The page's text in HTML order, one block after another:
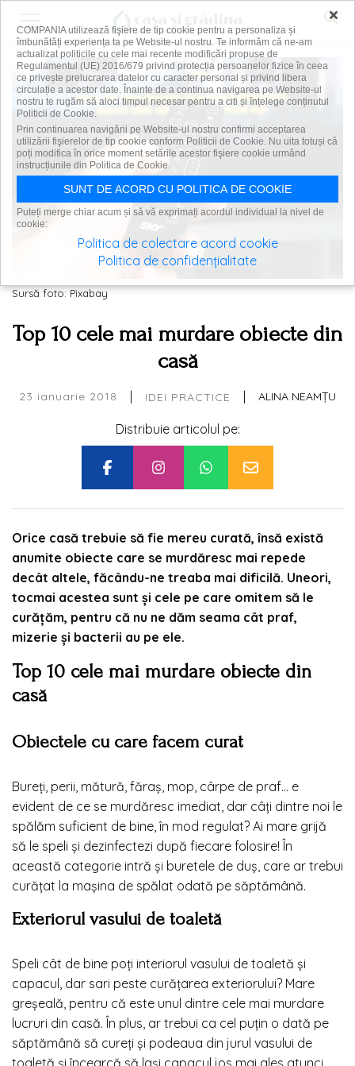
Sursă foto: Pixabay
Top 10 cele mai murdare obiecte din
casă
23 ianuarie 2018 | IDEI PRACTICE | ALINA NEAMȚU
Distribuie articolul pe:
Orice casă trebuie să fie mereu curată, însă există
anumite obiecte care se murdăresc mai repede
decât altele, făcându-ne treaba mai dificilă. Uneori,
tocmai acestea sunt și cele pe care omitem să le
curățăm, pentru că nu ne dăm seama cât praf,
mizerie și bacterii au pe ele.
Top 10 cele mai murdare obiecte din
casă
Obiectele cu care facem curat
Bureți, perii, mătură, făraș, mop, cârpe de praf… e
evident de ce se murdăresc imediat, dar câți dintre noi le
spălăm suficient de bine, în mod regulat? Ai mare grijă
să le speli și dezinfectezi după fiecare folosire! În
această categorie intră și buretele de duș, care ar trebui
curățat la mașina de spălat odată pe săptămână.
Exteriorul vasului de toaletă
Speli cât de bine poți interiorul vasului de toaletă și
capacul, dar sari peste curățarea exteriorului? Mare
greșeală, pentru că este unul dintre cele mai murdare
lucruri din casă. În plus, ar trebui ca cel puțin o dată pe
săptămână să cureți și podeaua din jurul vasului de
toaletă și încearcă să lași capacul jos mai ales atunci
×
COMPANIA utilizează fişiere de tip cookie pentru a personaliza și
îmbunătăți experiența ta pe Website-ul nostru. Te informăm că ne-am
actualizat politicile cu cele mai recente modificări propuse de
Regulamentul (UE) 2016/679 privind protecția persoanelor fizice în ceea
ce privește prelucrarea datelor cu caracter personal și privind libera
circulație a acestor date. Înainte de a continua navigarea pe Website-ul
nostru te rugăm să aloci timpul necesar pentru a citi și înțelege conținutul
Politicii de Cookie.
Prin continuarea navigării pe Website-ul nostru confirmi acceptarea
utilizării fişierelor de tip cookie conform Politicii de Cookie. Nu uita totuși că
poți modifica în orice moment setările acestor fişiere cookie urmând
instrucțiunile din Politica de Cookie.
SUNT DE ACORD CU POLITICA DE COOKIE
Puteți merge chiar acum și să vă exprimați acordul individual la nivel de
cookie:
Politica de colectare acord cookie
Politica de confidențialitate